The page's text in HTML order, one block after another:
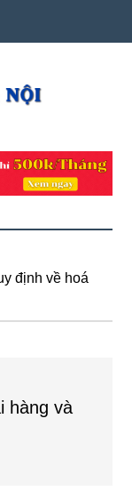
định về hoá
hàng và